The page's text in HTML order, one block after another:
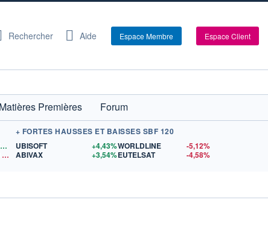
Rechercher Aide Espace Membre Espace Client
Matières Premières
Forum
1,1559$US
+ FORTES HAUSSES ET BAISSES SBF 120
UBISOFT
+4,43%
ABIVAX
+3,54%
WORLDLINE
-5,12%
EUTELSAT
-4,58%